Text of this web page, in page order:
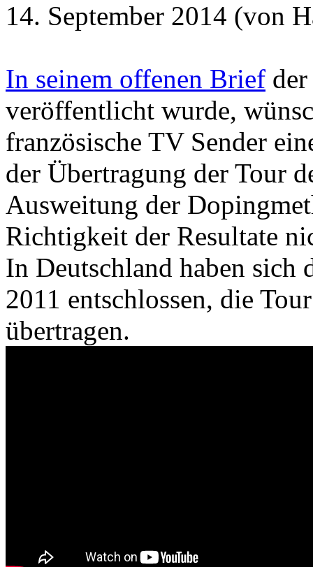
14. September 2014 (von
In seinem offenen Brief
veröffentlicht wurde,
französische TV Sender
der Übertragung der Tour
Ausweitung der
Richtigkeit der Resultate
In Deutschland haben
2011 entschlossen, die
übertragen.